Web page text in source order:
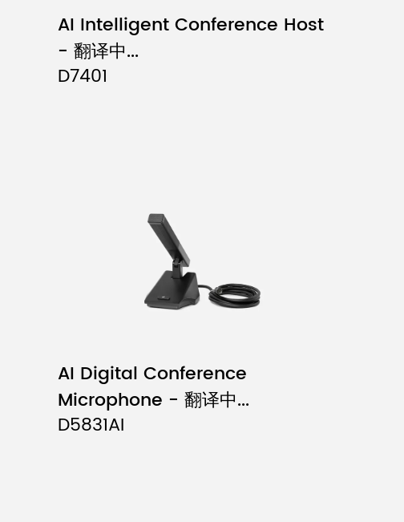
AI Intelligent Conference Host
- 翻译中...
D7401
AI Digital Conference
Microphone - 翻译中...
D5831AI